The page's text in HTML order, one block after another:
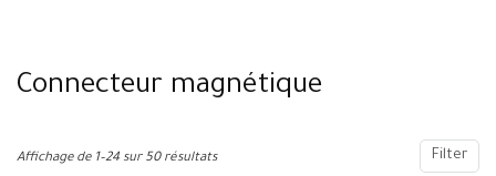
Connecteur magnétique
Filter
Affichage de 1–24 sur 50 résultats